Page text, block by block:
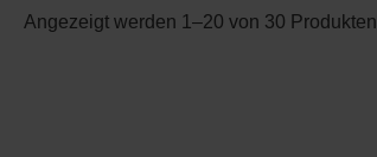
Angezeigt werden 1–20 von 30 Produkten